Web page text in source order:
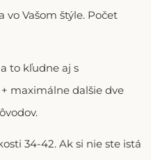
Vašom štýle. Počet
to kľudne aj s
maximálne dalšie dve
34-42. Ak si nie ste istá